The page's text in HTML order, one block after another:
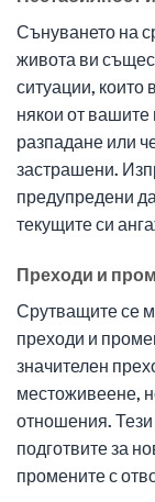
Сънуването на
живота ви
ситуации, които
някои от
разпадане или
застрашени.
предупредени
текущите си
Преходи и
Срутващите се
преходи и
значителен
местоживеене,
отношения.
подготвите за
промените с